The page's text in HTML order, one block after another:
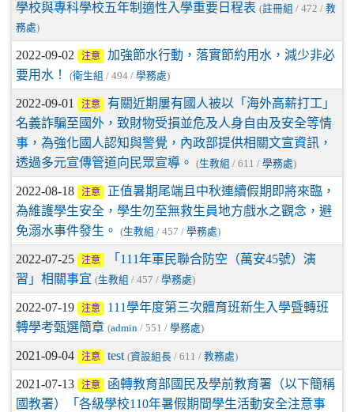
學校與專科學校五年制適性入學重要日程表 (註冊組 / 472 / 教
務處)
2022-09-02 注意
加強節水行動，落實節約用水，減少非必
要用水！
(衛生組 / 494 / 學務處)
2022-09-01 注意
有關近期屢有國人被以「海外高薪打工」
名義詐騙至國外，致財物受損並危及人身自由及安全等情
事，為強化國人認知與警覺，內政部提供相關文宣資訊，
透過多元宣傳管道向民眾宣導。
(生教組 / 611 / 學務處)
2022-08-18 注意
正值暑期尾端且中秋連續假期即將來臨，
為維護學生安全，學生勿至無救生員地方戲水之觀念，避
免溺水事件發生。
(生教組 / 457 / 學務處)
2022-07-25 注意
「111年軍民聯合防空（萬安45號）演
習」相關事宜 (生教組 / 457 / 學務處)
2022-07-19 注意
111學年度第三次體育班新生入學暨轉班
轉學考甄選簡章 (admin / 551 / 學務處)
2021-09-04 注意 test (資設組長/ 611 / 教務處)
2021-07-13 注意
函轉教育部國民及學前教育署（以下簡稱
國教署）「各級學校110年暑假期間學生活動安全注意事